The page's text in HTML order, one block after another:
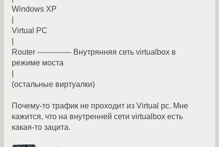
Windows XP
Virtual PC
Router -------------- Внутрянняя сеть virtualbox в
режиме моста
(остальные виртуалки)
Почему-то трафик не проходит из Virtual pc. Мне
кажится, что на внутренней сети virtualbox есть
какая-то зацита.